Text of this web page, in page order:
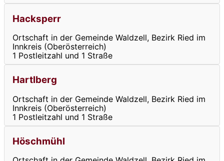
Hacksperr
Ortschaft in der Gemeinde Waldzell, Bezirk Ried im
Innkreis (Oberösterreich)
1 Postleitzahl und 1 Straße
Hartlberg
Ortschaft in der Gemeinde Waldzell, Bezirk Ried im
Innkreis (Oberösterreich)
1 Postleitzahl und 1 Straße
Höschmühl